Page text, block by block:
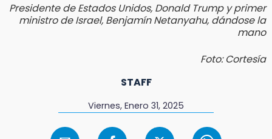
Presidente de Estados Unidos, Donald Trump y primer
ministro de Israel, Benjamín Netanyahu, dándose la
mano
Foto: Cortesía
STAFF
Viernes, Enero 31, 2025